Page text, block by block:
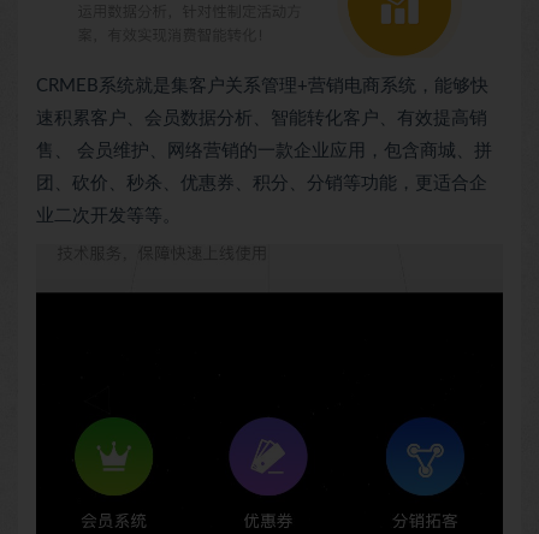
CRMEB系统就是集客户关系管理+营销电商系统，能够快
速积累客户、会员数据分析、智能转化客户、有效提高销
售、 会员维护、网络营销的一款企业应用，包含商城、拼
团、砍价、秒杀、优惠券、积分、分销等功能，更适合企
业二次开发等等。